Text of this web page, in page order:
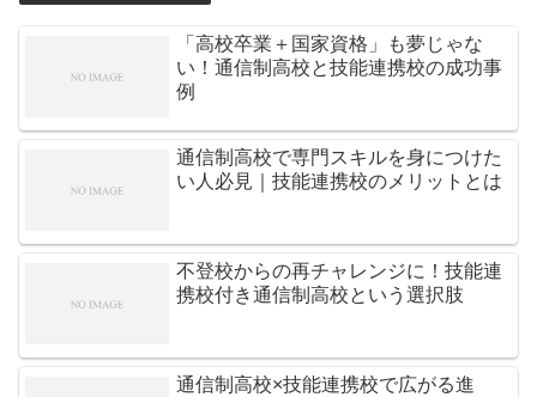
「高校卒業＋国家資格」も夢じゃな
い！通信制高校と技能連携校の成功事
例
通信制高校で専門スキルを身につけた
い人必見｜技能連携校のメリットとは
不登校からの再チャレンジに！技能連
携校付き通信制高校という選択肢
通信制高校×技能連携校で広がる進